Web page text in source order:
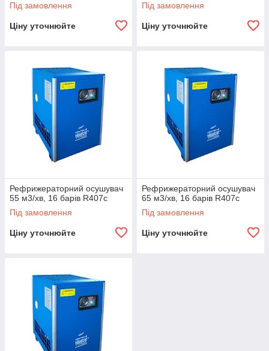
Під замовлення
Ціну уточнюйте
Під замовлення
Ціну уточнюйте
Рефрижераторний осушувач
55 м3/хв, 16 барів R407c
Під замовлення
Ціну уточнюйте
Рефрижераторний осушувач
65 м3/хв, 16 барів R407c
Під замовлення
Ціну уточнюйте